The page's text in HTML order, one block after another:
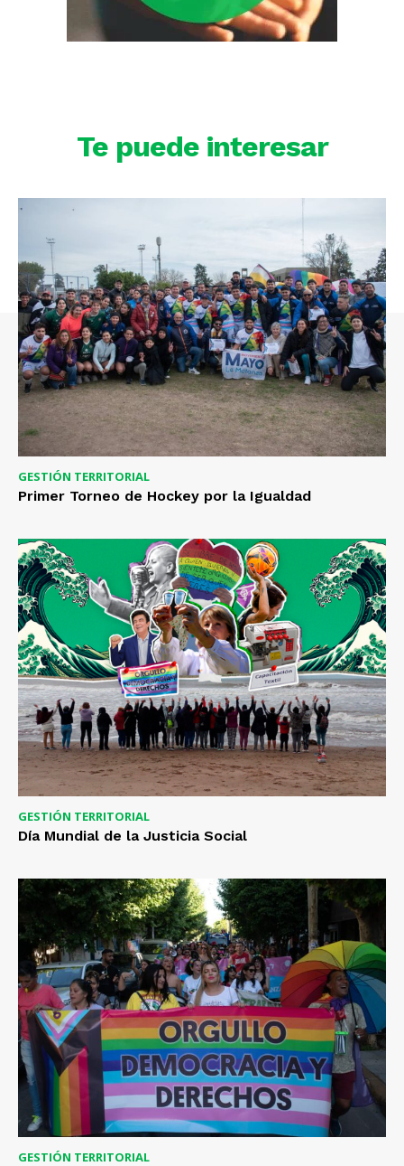
Te puede interesar
GESTIÓN TERRITORIAL
Primer Torneo de Hockey por la Igualdad
GESTIÓN TERRITORIAL
Día Mundial de la Justicia Social
GESTIÓN TERRITORIAL